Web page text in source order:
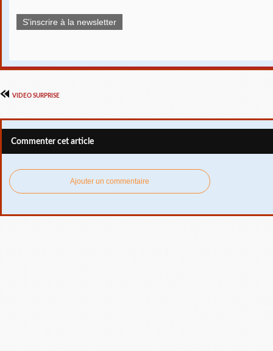
S'inscrire à la newsletter
VIDEO SURPRISE
Commenter cet article
Ajouter un commentaire